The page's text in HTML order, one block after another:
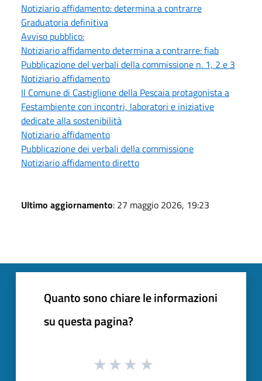
Notiziario affidamento: determina a contrarre
Graduatoria definitiva
Avviso pubblico:
Notiziario affidamento determina a contrarre: fiab
Pubblicazione del verbali della commissione n. 1, 2 e 3
Notiziario affidamento
Il Comune di Castiglione della Pescaia protagonista a
Festambiente con incontri, laboratori e iniziative
dedicate alla sostenibilità
Notiziario affidamento
Pubblicazione dei verbali della commissione
Notiziario affidamento diretto
Ultimo aggiornamento: 27 maggio 2026, 19:23
Quanto sono chiare le informazioni
su questa pagina?